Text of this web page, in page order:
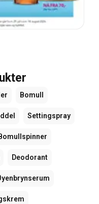
Bomull
Settingspray
Deodorant